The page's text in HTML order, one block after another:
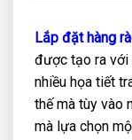
Lắp đặt hàng
được tạo ra với
nhiều họa tiết
thế mà tùy vào
mà lựa chọn